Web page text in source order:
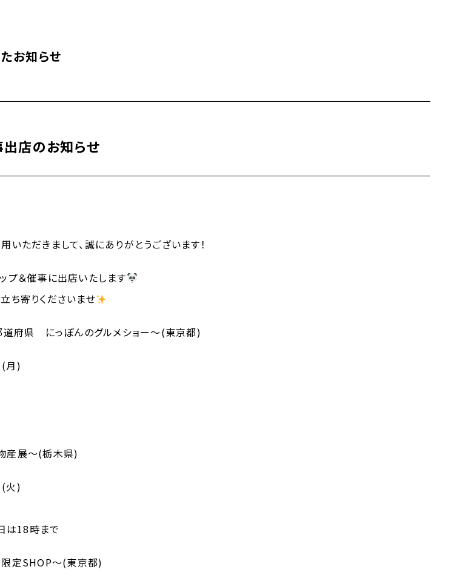
お知らせ
店のお知らせ
いただきまして、誠にありがとうございます！
プ＆催事に出店いたします
ち寄りくださいませ
府県 にっぽんのグルメショー〜(東京都)
(月)
産展〜(栃木県)
(火)
は18時まで
定SHOP〜(東京都)